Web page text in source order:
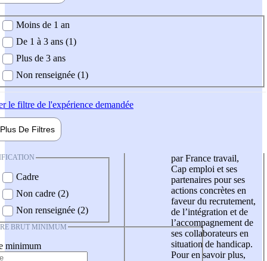
demandée
Moins de 1 an
De 1 à 3 ans (1)
Plus de 3 ans
Non renseignée (1)
le filtre de l'expérience demandée
Plus De Filtres
Cadre
Non cadre (2)
Non renseignée (2)
BRUT MINIMUM
minimum
par France travail,
Cap emploi et ses
partenaires pour ses
actions concrètes en
faveur du recrutement,
de l’intégration et de
l’accompagnement de
ses collaborateurs en
situation de handicap.
Pour en savoir plus,